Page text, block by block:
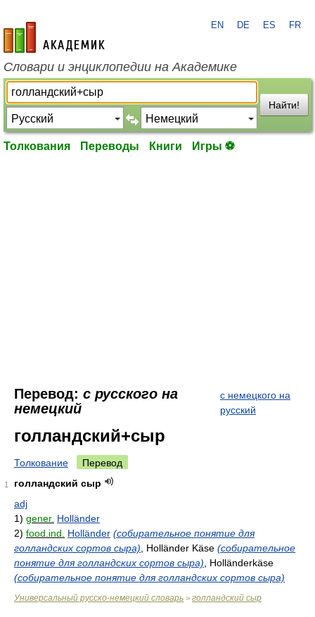
academic.ru
EN DE ES FR
Словари и энциклопедии на Академике
Найти!
Толкования Переводы Книги Игры ⚽
Перевод: с русского на
немецкий
с немецкого на
русский
голландский+сыр
Толкование Перевод
1
голландский сыр
adj
1) gener. Holländer
2) food.ind. Holländer (собирательное понятие для
голландских сортов сыра) , Holländer Käse (собирательное
понятие для голландских сортов сыра) , Holländerkäse
(собирательное понятие для голландских сортов сыра)
Универсальный русско-немецкий словарь > голландский сыр